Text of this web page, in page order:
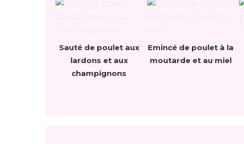
Sauté de poulet aux
lardons et aux
champignons
Emincé de poulet à la
moutarde et au miel